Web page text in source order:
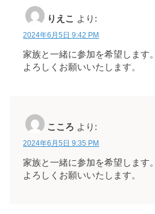
りえこ より:
2024年6月5日 9:42 PM
家族と一緒に参加を希望します。
よろしくお願いいたします。
こころ より:
2024年6月5日 9:35 PM
家族と一緒に参加を希望します。
よろしくお願いいたします。